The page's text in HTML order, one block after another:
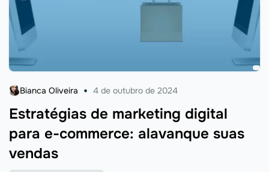
Estratégias de marketing digital
para e-commerce: alavanque suas
vendas
Bianca Oliveira 4 de outubro de 2024